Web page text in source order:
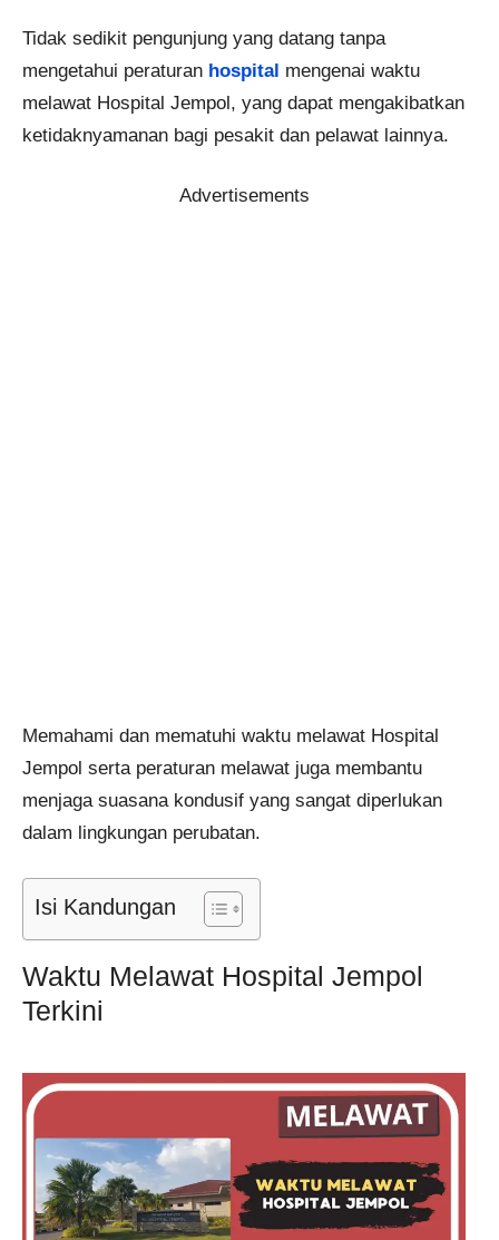
Tidak sedikit pengunjung yang datang tanpa
mengetahui peraturan hospital mengenai waktu
melawat Hospital Jempol, yang dapat mengakibatkan
ketidaknyamanan bagi pesakit dan pelawat lainnya.
Advertisements
Memahami dan mematuhi waktu melawat Hospital
Jempol serta peraturan melawat juga membantu
menjaga suasana kondusif yang sangat diperlukan
dalam lingkungan perubatan.
Isi Kandungan
Waktu Melawat Hospital Jempol
Terkini